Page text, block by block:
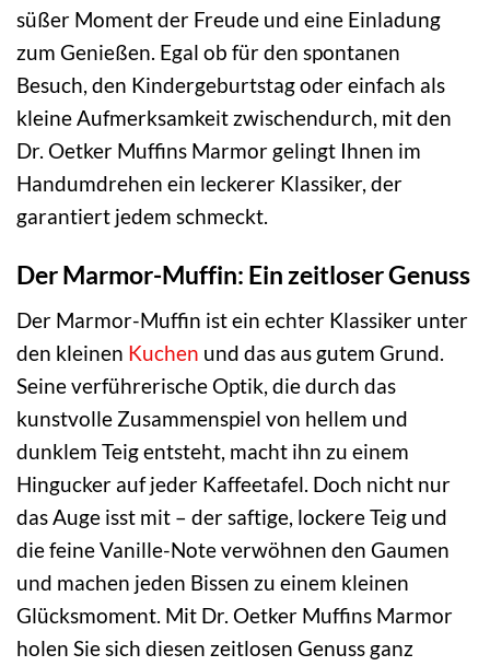
süßer Moment der Freude und eine Einladung
zum Genießen. Egal ob für den spontanen
Besuch, den Kindergeburtstag oder einfach als
kleine Aufmerksamkeit zwischendurch, mit den
Dr. Oetker Muffins Marmor gelingt Ihnen im
Handumdrehen ein leckerer Klassiker, der
garantiert jedem schmeckt.
Der Marmor-Muffin: Ein zeitloser Genuss
Der Marmor-Muffin ist ein echter Klassiker unter
den kleinen Kuchen und das aus gutem Grund.
Seine verführerische Optik, die durch das
kunstvolle Zusammenspiel von hellem und
dunklem Teig entsteht, macht ihn zu einem
Hingucker auf jeder Kaffeetafel. Doch nicht nur
das Auge isst mit – der saftige, lockere Teig und
die feine Vanille-Note verwöhnen den Gaumen
und machen jeden Bissen zu einem kleinen
Glücksmoment. Mit Dr. Oetker Muffins Marmor
holen Sie sich diesen zeitlosen Genuss ganz